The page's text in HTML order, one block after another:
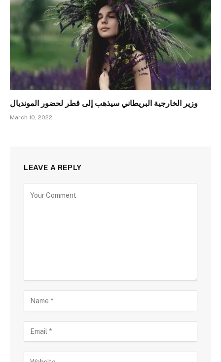
وزير الخارجية البريطاني سيذهب إلى قطر لحضور المونديال
March 10, 2022
LEAVE A REPLY